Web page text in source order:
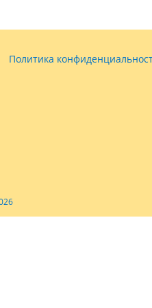
Политика